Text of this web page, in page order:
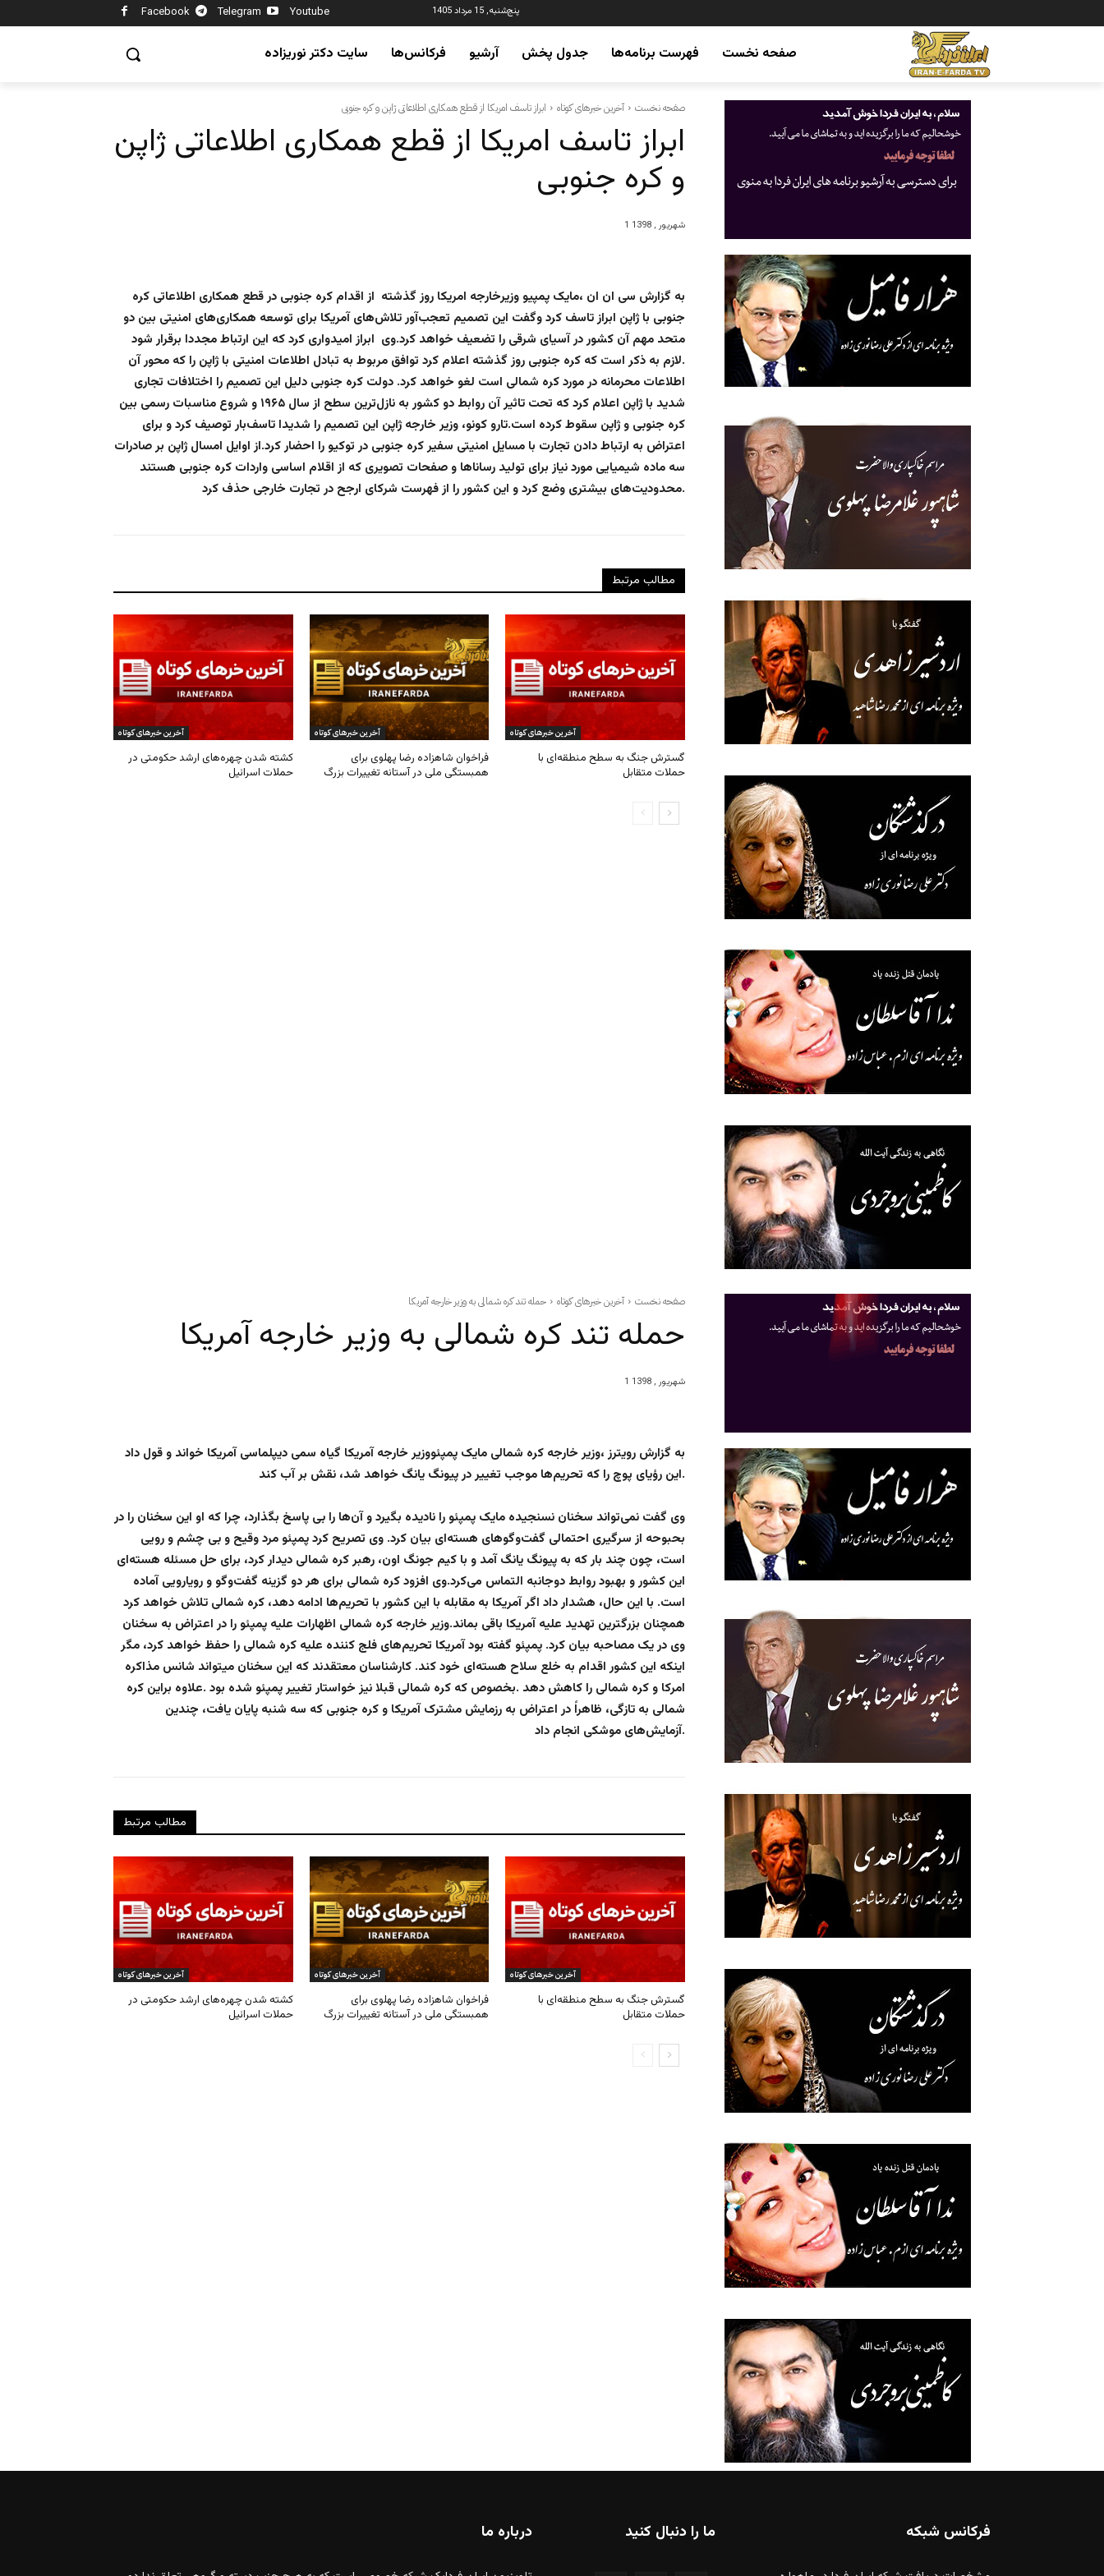
Facebook Telegram Youtube پنج‌شنبه, 15 مرداد 1405
صفحه نخست فهرست برنامه‌ها جدول پخش آرشیو فرکانس‌ها سایت دکتر نوریزاده
صفحه نخست آخرین خبرهای کوتاه ابراز تاسف امریکا از قطع همکاری اطلاعاتی ژاپن و کره جنوبی
ابراز تاسف امریکا از قطع همکاری اطلاعاتی ژاپن
و کره جنوبی
1 شهریور , 1398
به گزارش سی ان ان ،مایک پمپیو وزیرخارجه امریکا روز گذشته از اقدام کره جنوبی در قطع همکاری اطلاعاتی کره
جنوبی با ژاپن ابراز تاسف کرد وگفت این تصميم تعجب‌آور تلاش‌های آمريکا برای توسعه همکاری‌های امنيتی بين دو
متحد مهم آن کشور در آسيای شرقی را تضعيف خواهد کرد.وی ابراز امیدواری کرد که این ارتباط مجددا برقرار شود
.لازم به ذکر است که کره جنوبی روز گذشته اعلام کرد توافق مربوط به تبادل اطلاعات امنيتی با ژاپن را که محور آن
اطلاعات محرمانه در مورد کره شمالی است لغو خواهد کرد. دولت کره جنوبی دليل اين تصميم را اختلافات تجاری
شديد با ژاپن اعلام کرد که تحت تاثير آن روابط دو کشور به نازل‌ترين سطح از سال ۱۹۶۵ و شروع مناسبات رسمی بين
کره جنوبی و ژاپن سقوط کرده است.تارو کونو، وزير خارجه ژاپن اين تصميم را شديدا تاسف‌بار توصيف کرد و برای
اعتراض به ارتباط دادن تجارت با مسايل امنيتی سفير کره جنوبی در توکيو را احضار کرد.از اوايل امسال ژاپن بر صادرات
سه ماده شيميايی مورد نياز برای توليد رساناها و صفحات تصويری که از اقلام اساسی واردات کره جنوبی هستند
محدوديت‌های بيشتری وضع کرد و اين کشور را از فهرست شرکای ارجح در تجارت خارجی حذف کرد.
مطالب مرتبط
آخرین خبرهای کوتاه
کشته شدن چهره‌های ارشد حکومتی در
حملات اسرائیل
آخرین خبرهای کوتاه
فراخوان شاهزاده رضا پهلوی برای
همبستگی ملی در آستانه تغییرات بزرگ
آخرین خبرهای کوتاه
گسترش جنگ به سطح منطقه‌ای با
حملات متقابل
فرکانس شبکه ما را دنبال کنید درباره ما